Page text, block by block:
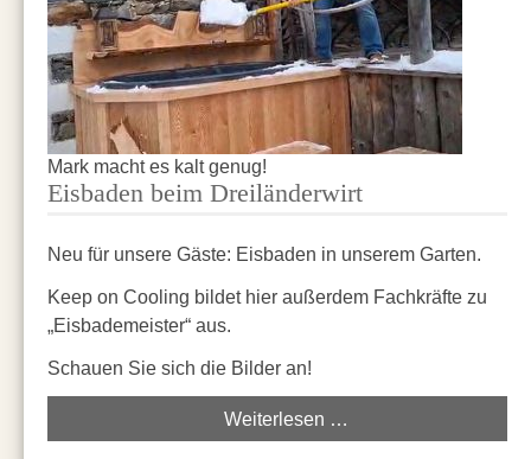
Mark macht es kalt genug!
Eisbaden beim Dreiländerwirt
Neu für unsere Gäste: Eisbaden in unserem Garten.
Keep on Cooling bildet hier außerdem Fachkräfte zu
„Eisbademeister“ aus.
Schauen Sie sich die Bilder an!
Weiterlesen …